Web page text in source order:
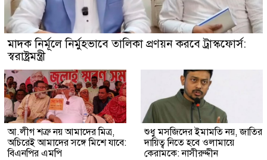
মাদক নির্মূলে নির্মুহভাবে তালিকা প্রণয়ন করবে ট্রাস্কফোর্স:
স্বরাষ্ট্রমন্ত্রী
আ.লীগ শত্রু নয় আমাদের মিত্র,
অচিরেই আমাদের সঙ্গে মিশে যাবে:
বিএনপির এমপি
শুধু মসজিদের ইমামতি নয়, জাতির
দায়িত্ব নিতে হবে ওলামায়ে
কেরামকে: নাসীরুদ্দীন